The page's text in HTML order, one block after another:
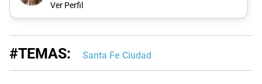
Ver Perfil
#TEMAS: Santa Fe Ciudad